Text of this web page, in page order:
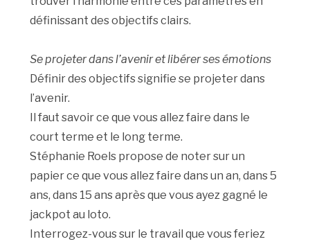
définissant des objectifs clairs.
Se projeter dans l’avenir et libérer ses émotions
Définir des objectifs signifie se projeter dans
l’avenir.
Il faut savoir ce que vous allez faire dans le
court terme et le long terme.
Stéphanie Roels propose de noter sur un
papier ce que vous allez faire dans un an, dans 5
ans, dans 15 ans après que vous ayez gagné le
jackpot au loto.
Interrogez-vous sur le travail que vous feriez